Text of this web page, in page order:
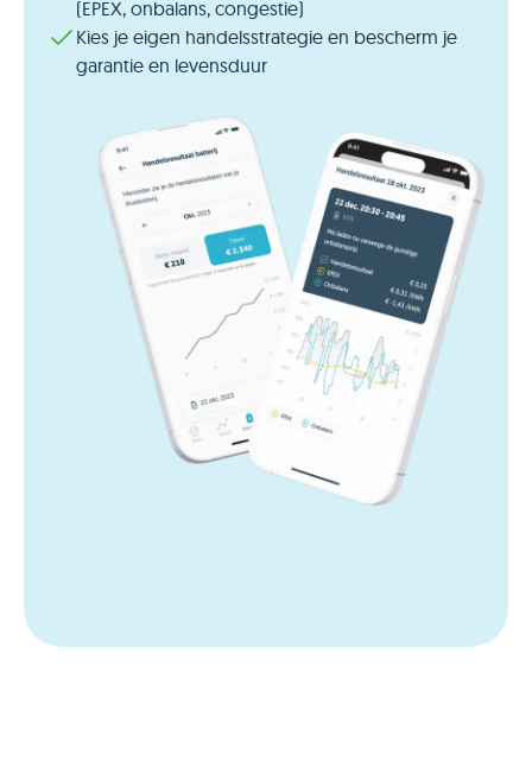
(EPEX, onbalans, congestie)
Kies je eigen handelsstrategie en bescherm je
garantie en levensduur